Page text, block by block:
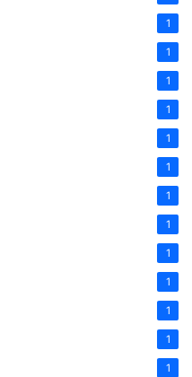
1
1
1
1
1
1
1
1
1
1
1
1
1